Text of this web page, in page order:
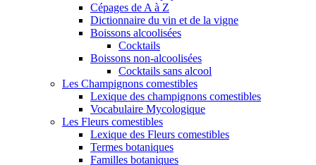
Cépages de A à Z
Dictionnaire du vin et de la vigne
Boissons alcoolisées
Cocktails
Boissons non-alcoolisées
Cocktails sans alcool
Les Champignons comestibles
Lexique des champignons comestibles
Vocabulaire Mycologique
Les Fleurs comestibles
Lexique des Fleurs comestibles
Termes botaniques
Familles botaniques